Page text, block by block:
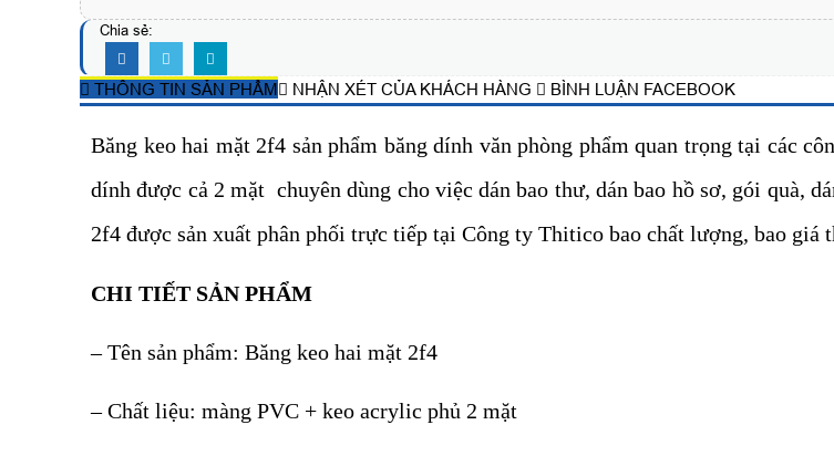
Chia sẻ:
THÔNG TIN SẢN PHẨM NHẬN XÉT CỦA KHÁCH HÀNG BÌNH LUẬN FACEBOOK
Băng keo hai mặt 2f4 sản phẩm băng dính văn phòng phẩm quan trọng tại các
dính được cả 2 mặt chuyên dùng cho việc dán bao thư, dán bao hồ sơ, gói quà,
2f4 được sản xuất phân phối trực tiếp tại Công ty Thitico bao chất lượng, bao giá
CHI TIẾT SẢN PHẨM
– Tên sản phẩm: Băng keo hai mặt 2f4
– Chất liệu: màng PVC + keo acrylic phủ 2 mặt